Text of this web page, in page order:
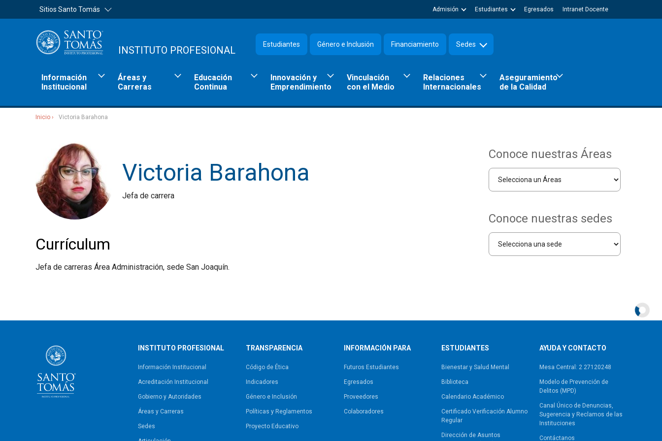
Sitios Santo Tomás Intranet Docente
Egresados
Estudiantes
Admisión
Estudiantes Género e Inclusión Financiamiento Sedes
INSTITUTO PROFESIONAL
Información
Institucional
Áreas y
Carreras
Educación
Continua
Innovación y
Emprendimiento
Vinculación
con el Medio
Relaciones
Internacionales
Aseguramiento
de la Calidad
Inicio Victoria Barahona
Victoria Barahona
Jefa de carrera
Currículum
Jefa de carreras Área Administración, sede San Joaquín.
Conoce nuestras Áreas
Conoce nuestras sedes
INSTITUTO PROFESIONAL
Información Institucional
Acreditación Institucional
Gobierno y Autoridades​
Áreas y Carreras
Sedes
TRANSPARENCIA
Código de Ética
Indicadores
Género e Inclusión
Políticas y Reglamentos​
Proyecto Educativo
INFORMACIÓN PARA
Futuros Estudiantes
Egresados
Proveedores
Colaboradores
ESTUDIANTES
Bienestar y Salud Mental
Biblioteca
Calendario Académico
Certificado Verificación Alumno
Regular
Dirección de Asuntos
AYUDA Y CONTACTO
Mesa Central: 2 27120248
Modelo de Prevención de
Delitos (MPD)
Canal Único de Denuncias,
Sugerencia y Reclamos de las
Instituciones
Contáctanos